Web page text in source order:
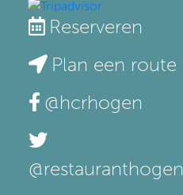
Reserveren
Plan een route
@hcrhogen
@restauranthogen